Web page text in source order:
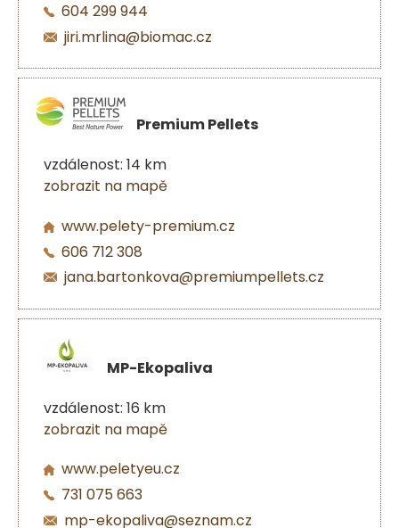
604 299 944
jiri.mrlina@biomac.cz
Premium Pellets
vzdálenost: 14 km
zobrazit na mapě
www.pelety-premium.cz
606 712 308
jana.bartonkova@premiumpellets.cz
MP-Ekopaliva
vzdálenost: 16 km
zobrazit na mapě
www.peletyeu.cz
731 075 663
mp-ekopaliva@seznam.cz